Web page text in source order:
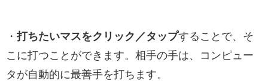
・打ちたいマスをクリック／タップすることで、そ
こに打つことができます。相手の手は、コンピュー
タが自動的に最善手を打ちます。